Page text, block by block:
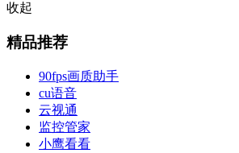
收起
精品推荐
90fps画质助手
cu语音
云视通
监控管家
小鹰看看